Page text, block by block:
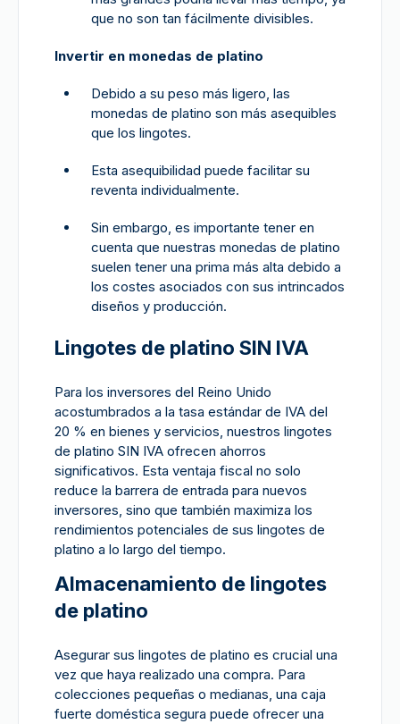
que no son tan fácilmente divisibles.
Invertir en monedas de platino
Debido a su peso más ligero, las
monedas de platino son más asequibles
que los lingotes.
Esta asequibilidad puede facilitar su
reventa individualmente.
Sin embargo, es importante tener en
cuenta que nuestras monedas de platino
suelen tener una prima más alta debido a
los costes asociados con sus intrincados
diseños y producción.
Lingotes de platino SIN IVA
Para los inversores del Reino Unido
acostumbrados a la tasa estándar de IVA del
20 % en bienes y servicios, nuestros lingotes
de platino SIN IVA ofrecen ahorros
significativos. Esta ventaja fiscal no solo
reduce la barrera de entrada para nuevos
inversores, sino que también maximiza los
rendimientos potenciales de sus lingotes de
platino a lo largo del tiempo.
Almacenamiento de lingotes
de platino
Asegurar sus lingotes de platino es crucial una
vez que haya realizado una compra. Para
colecciones pequeñas o medianas, una caja
fuerte doméstica segura puede ofrecer una